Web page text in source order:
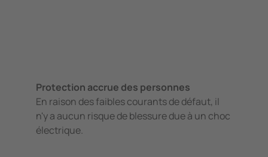
Protection accrue des personnes
En raison des faibles courants de défaut, il
n'y a aucun risque de blessure due à un choc
électrique.